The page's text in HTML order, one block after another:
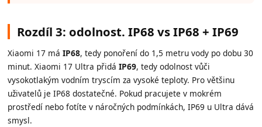
Rozdíl 3: odolnost. IP68 vs IP68 + IP69
Xiaomi 17 máIP68, tedy ponoření do 1,5 metru vody po dobu 30
minut. Xiaomi 17 Ultra přidáIP69, tedy odolnost vůči
vysokotlakým vodním tryscím za vysoké teploty. Pro většinu
uživatelů je IP68 dostatečné. Pokud pracujete v mokrém
prostředí nebo fotíte v náročných podmínkách, IP69 u Ultra dává
smysl.